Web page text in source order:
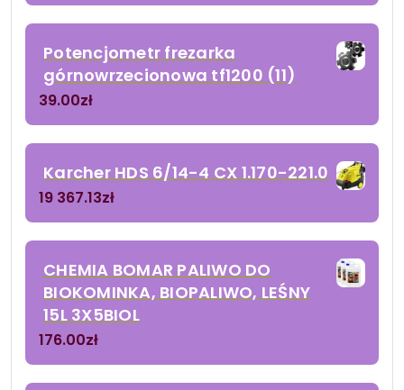
Potencjometr frezarka
górnowrzecionowa tf1200 (11)
39.00zł
Karcher HDS 6/14-4 CX 1.170-221.0
19 367.13zł
CHEMIA BOMAR PALIWO DO
BIOKOMINKA, BIOPALIWO, LEŚNY
15L 3X5BIOL
176.00zł